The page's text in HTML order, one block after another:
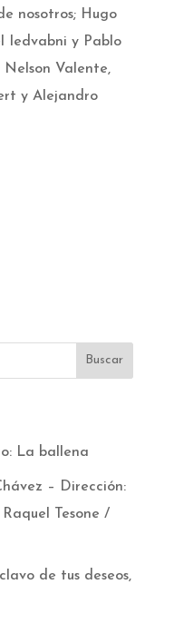
nosotros; Hugo
Iedvabni y Pablo
Nelson Valente,
y Alejandro
La ballena
– Dirección:
Tesone /
de tus deseos,